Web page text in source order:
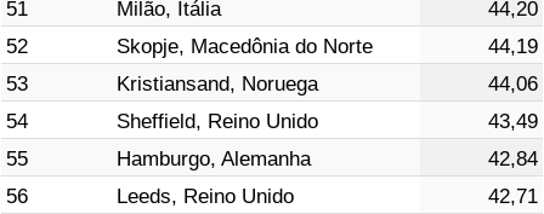
51
Milão, Itália
44,20
52
Skopje, Macedônia do Norte
44,19
53
Kristiansand, Noruega
44,06
54
Sheffield, Reino Unido
43,49
55
Hamburgo, Alemanha
42,84
56
Leeds, Reino Unido
42,71